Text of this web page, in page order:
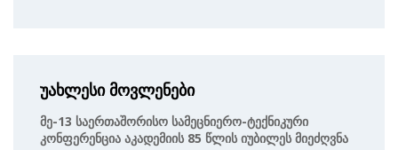
უახლესი მოვლენები
Მე-13 Საერთაშორისო Სამეცნიერო-Ტექნიკური
Კონფერენცია Აკადემიის 85 Წლის Იუბილეს Მიეძღვნა